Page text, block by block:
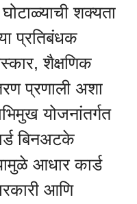
शक्यता
प्रतिबंधक
शैक्षणिक
प्रणाली अशा
योजनांतर्गत
बिनअटके
आधार कार्ड
आणि